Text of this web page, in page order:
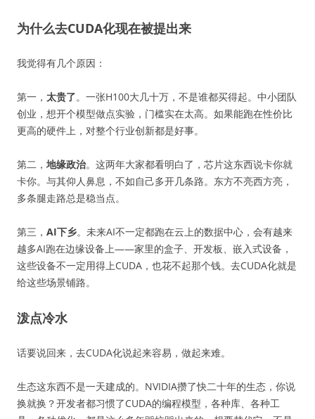
为什么去CUDA化现在被提出来
我觉得有几个原因：
第一， 太贵了。一张H100大几十万，不是谁都买得起。中小团队
创业，想开个模型做点实验，门槛实在太高。如果能跑在性价比
更高的硬件上，对整个行业创新都是好事。
第二， 地缘政治。这两年大家都看明白了，芯片这东西说卡你就
卡你。与其仰人鼻息，不如自己多开几条路。东方不亮西方亮，
多条腿走路总是稳当点。
第三， AI下乡。未来AI不一定都跑在云上的数据中心，会有越来
越多AI跑在边缘设备上——家里的盒子、开发板、嵌入式设备，
这些设备不一定用得上CUDA，也花不起那个钱。去CUDA化就是
给这些场景铺路。
泼点冷水
话要说回来，去CUDA化说起来容易，做起来难。
生态这东西不是一天建成的。NVIDIA攒了快二十年的生态，你说
换就换？开发者都习惯了CUDA的编程模型，各种库、各种工